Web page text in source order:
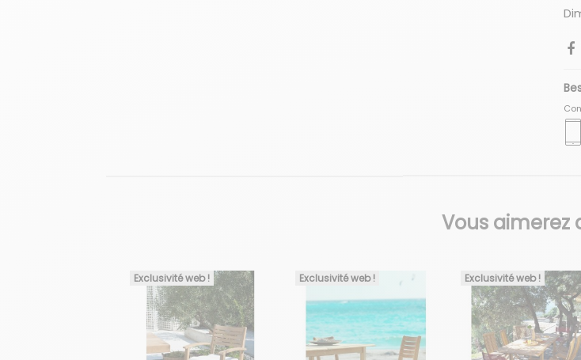
Vous aimerez
Exclusivité web ! Exclusivité web ! Exclusivité web !